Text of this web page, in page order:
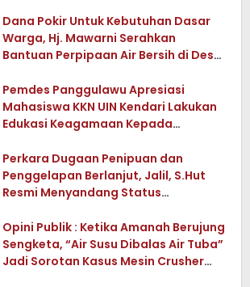
Dana Pokir Untuk Kebutuhan Dasar
Warga, Hj. Mawarni Serahkan
Bantuan Perpipaan Air Bersih di Desa
Pemdes Panggulawu Apresiasi
Mahasiswa KKN UIN Kendari Lakukan
Edukasi Keagamaan Kepada
Perkara Dugaan Penipuan dan
Penggelapan Berlanjut, Jalil, S.Hut
Resmi Menyandang Status
Opini Publik : Ketika Amanah Berujung
Sengketa, “Air Susu Dibalas Air Tuba”
Jadi Sorotan Kasus Mesin Crusher